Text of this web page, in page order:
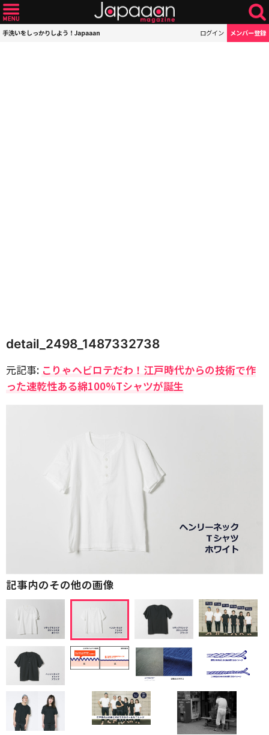
手洗いをしっかりしよう！Japaaan ログイン メンバー登録
detail_2498_1487332738
元記事: こりゃヘビロテだわ！江戸時代からの技術で作
った速乾性ある綿100%Tシャツが誕生
記事内のその他の画像